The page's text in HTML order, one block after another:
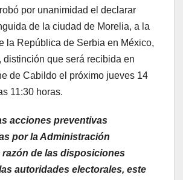
por unanimidad el declarar
de la ciudad de Morelia, a la
la República de Serbia en México,
distinción que será recibida en
de Cabildo el próximo jueves 14
11:30 horas.
acciones preventivas
por la Administración
razón de las disposiciones
autoridades electorales, este